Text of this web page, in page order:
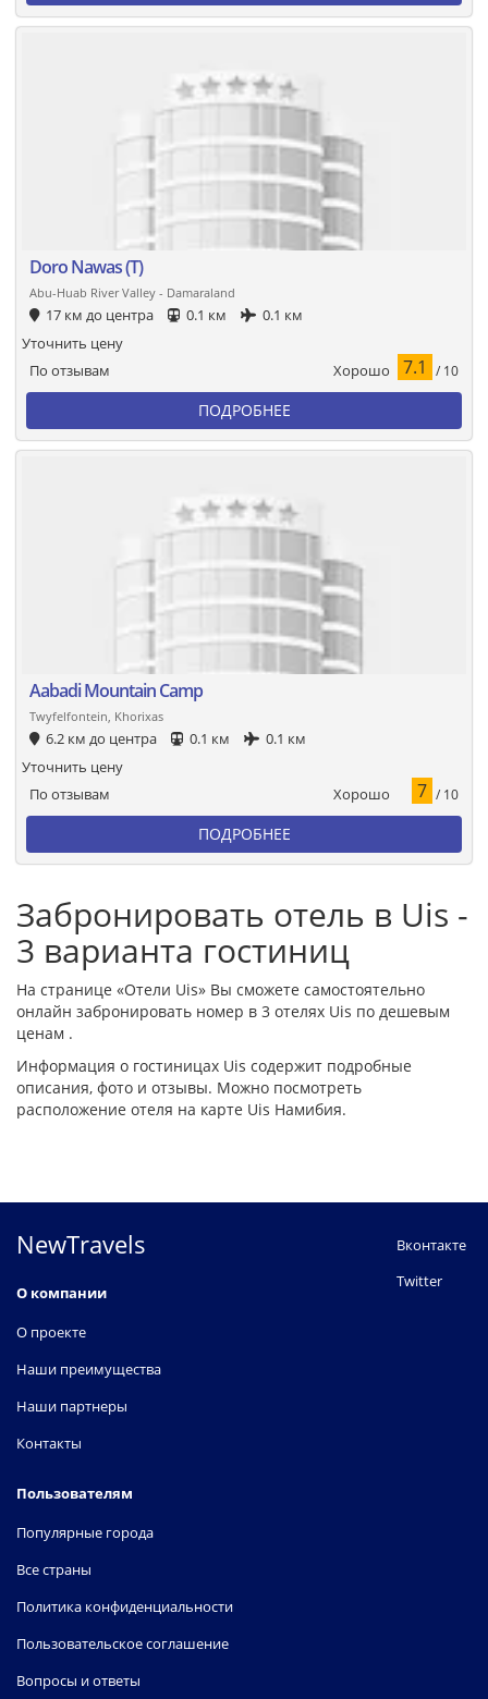
Doro Nawas (T)
Abu-Huab River Valley - Damaraland
17 км до центра 0.1 км 0.1 км
По отзывам Хорошо 7.1 / 10
Уточнить цену
ПОДРОБНЕЕ
Aabadi Mountain Camp
Twyfelfontein, Khorixas
6.2 км до центра 0.1 км 0.1 км
По отзывам Хорошо 7 / 10
Уточнить цену
ПОДРОБНЕЕ
Забронировать отель в Uis -
3 варианта гостиниц
На странице «Отели Uis» Вы сможете самостоятельно
онлайн забронировать номер в 3 отелях Uis по дешевым
ценам .
Информация о гостиницах Uis содержит подробные
описания, фото и отзывы. Можно посмотреть
расположение отеля на карте Uis Намибия.
NewTravels
О компании
О проекте
Наши преимущества
Наши партнеры
Контакты
Пользователям
Популярные города
Все страны
Политика конфиденциальности
Пользовательское соглашение
Вопросы и ответы
Вконтакте
Twitter